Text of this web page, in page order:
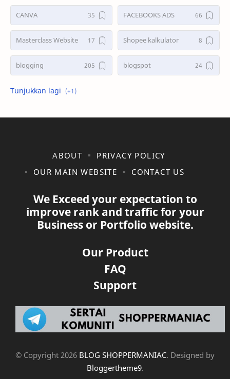
CANVA FACEBOOKS ADS
Masterclass Website Shopee kalkulator
blogging blogspot
shopee
ABOUT
PRIVACY POLICY
OUR MAIN WEBSITE
CONTACT US
We Exceed your expectation to
improve rank and traffic for your
Business or Portfolio website.
Our Product
FAQ
Support
© Copyright 2026 BLOG SHOPPERMANIAC. Designed by
Bloggertheme9.